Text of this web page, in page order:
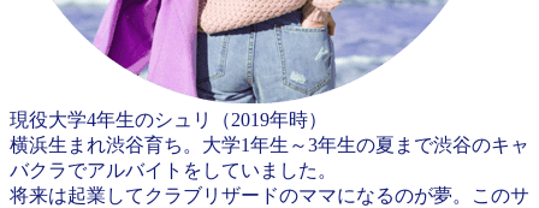
現役大学4年生のシュリ（2019年時）
横浜生まれ渋谷育ち。大学1年生～3年生の夏まで渋谷のキャ
バクラでアルバイトをしていました。
将来は起業してクラブリザードのママになるのが夢。このサ